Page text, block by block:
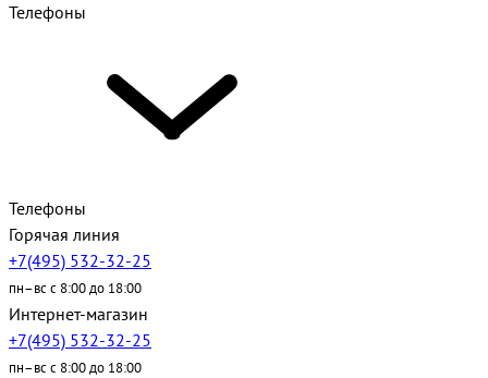
Телефоны
Телефоны
Горячая линия
+7(495) 532-32-25
пн–вс с 8:00 до 18:00
Интернет-магазин
+7(495) 532-32-25
пн–вс с 8:00 до 18:00